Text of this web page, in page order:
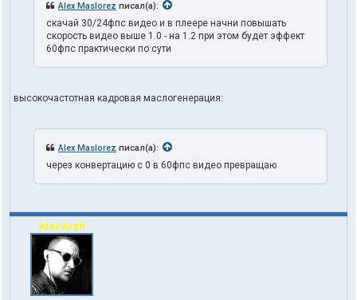
Alex Maslorez писал(а):
скачай 30/24фпс видео и в плеере начни повышать
скорость видео выше 1.0 - на 1.2 при этом будет эффект
60фпс практически по сути
высокочастотная кадровая маслогенерация:
Alex Maslorez писал(а):
через конвертацию с 0 в 60фпс видео превращаю
AlecArzh